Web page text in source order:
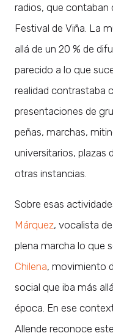
radios, que contaban
Festival de Viña. La
allá de un 20 % de
parecido a lo que
realidad contrastaba
presentaciones de
peñas, marchas,
universitarios, plazas
otras instancias.
Sobre esas
Márquez, vocalista de
plena marcha lo que
Chilena, movimiento
social que iba más
época. En ese
Allende reconoce